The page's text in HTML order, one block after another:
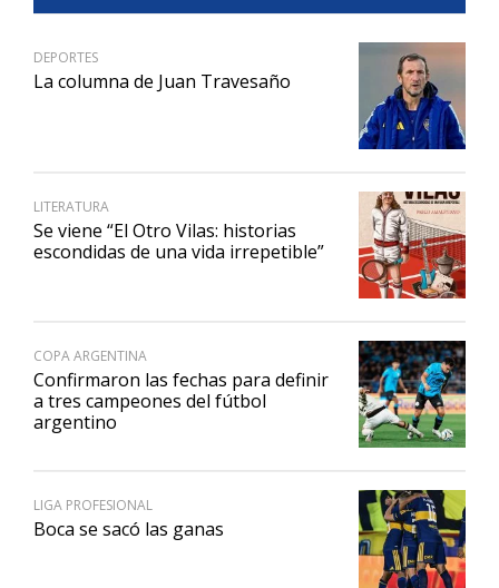
DEPORTES
La columna de Juan Travesaño
LITERATURA
Se viene “El Otro Vilas: historias
escondidas de una vida irrepetible”
COPA ARGENTINA
Confirmaron las fechas para definir
a tres campeones del fútbol
argentino
LIGA PROFESIONAL
Boca se sacó las ganas